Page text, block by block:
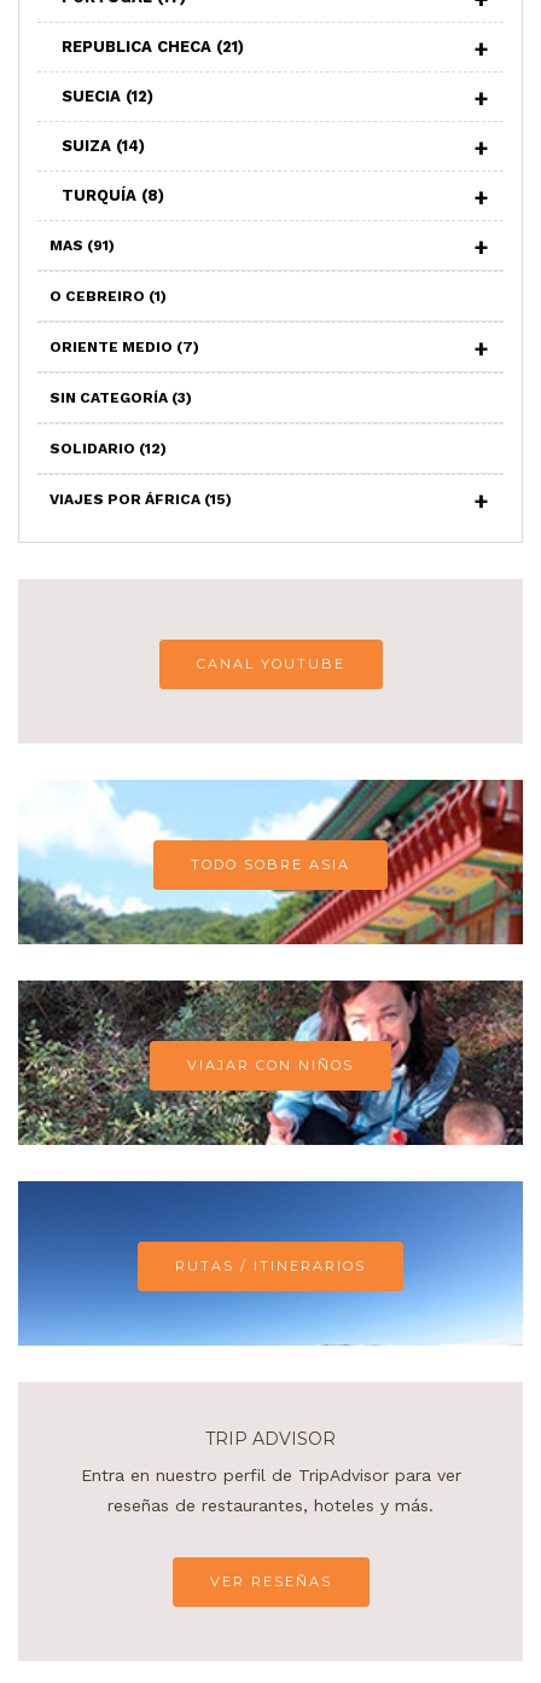
REPUBLICA CHECA (21)
SUECIA (12)
SUIZA (14)
TURQUÍA (8)
MAS (91)
O CEBREIRO (1)
ORIENTE MEDIO (7)
SIN CATEGORÍA (3)
SOLIDARIO (12)
VIAJES POR ÁFRICA (15)
CANAL YOUTUBE
TODO SOBRE ASIA
VIAJAR CON NIÑOS
RUTAS / ITINERARIOS
TRIP ADVISOR
Entra en nuestro perfil de TripAdvisor para ver
reseñas de restaurantes, hoteles y más.
VER RESEÑAS